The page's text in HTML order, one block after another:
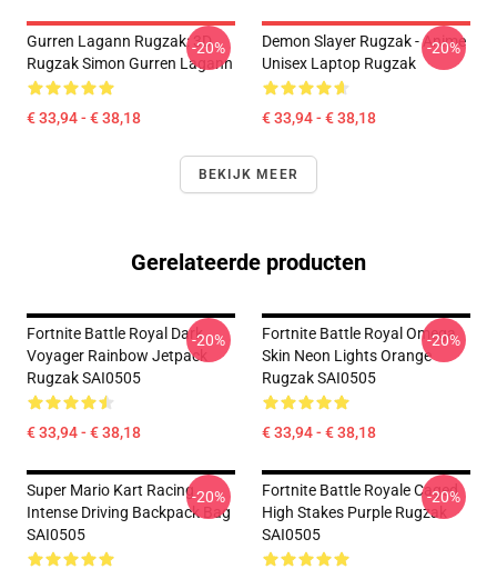
Gurren Lagann Rugzak: 3D
Rugzak Simon Gurren Lagann
€ 33,94 - € 38,18
-20%
Demon Slayer Rugzak - Anime
Unisex Laptop Rugzak
€ 33,94 - € 38,18
-20%
BEKIJK MEER
Gerelateerde producten
Fortnite Battle Royal Dark
Voyager Rainbow Jetpack
Rugzak SAI0505
€ 33,94 - € 38,18
-20%
Fortnite Battle Royal Omega
Skin Neon Lights Orange
Rugzak SAI0505
€ 33,94 - € 38,18
-20%
Super Mario Kart Racing
Intense Driving Backpack Bag
SAI0505
-20%
Fortnite Battle Royale Caged
High Stakes Purple Rugzak
SAI0505
-20%